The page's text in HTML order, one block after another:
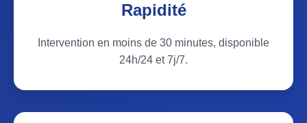
Rapidité
Intervention en moins de 30 minutes, disponible
24h/24 et 7j/7.